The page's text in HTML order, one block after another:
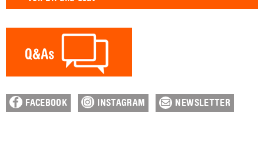
FACEBOOK INSTAGRAM NEWSLETTER